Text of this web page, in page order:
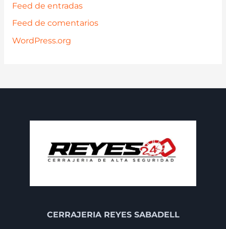
Feed de entradas
Feed de comentarios
WordPress.org
CERRAJERIA REYES SABADELL